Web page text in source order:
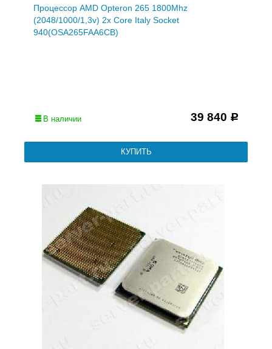
Процессор AMD Opteron 265 1800Mhz
(2048/1000/1,3v) 2x Core Italy Socket
940(OSA265FAA6CB)
В наличии 39 840 Р